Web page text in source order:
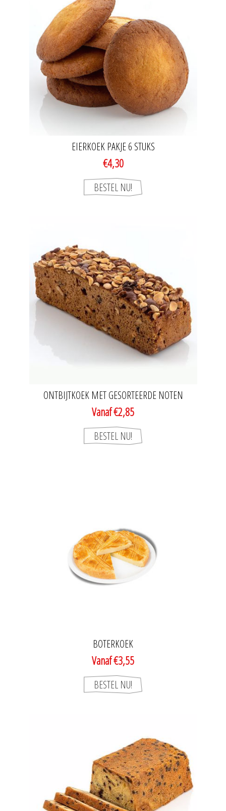
EIERKOEK PAKJE 6 STUKS
€4,30
ONTBIJTKOEK MET GESORTEERDE NOTEN
Vanaf €2,85
BOTERKOEK
Vanaf €3,55